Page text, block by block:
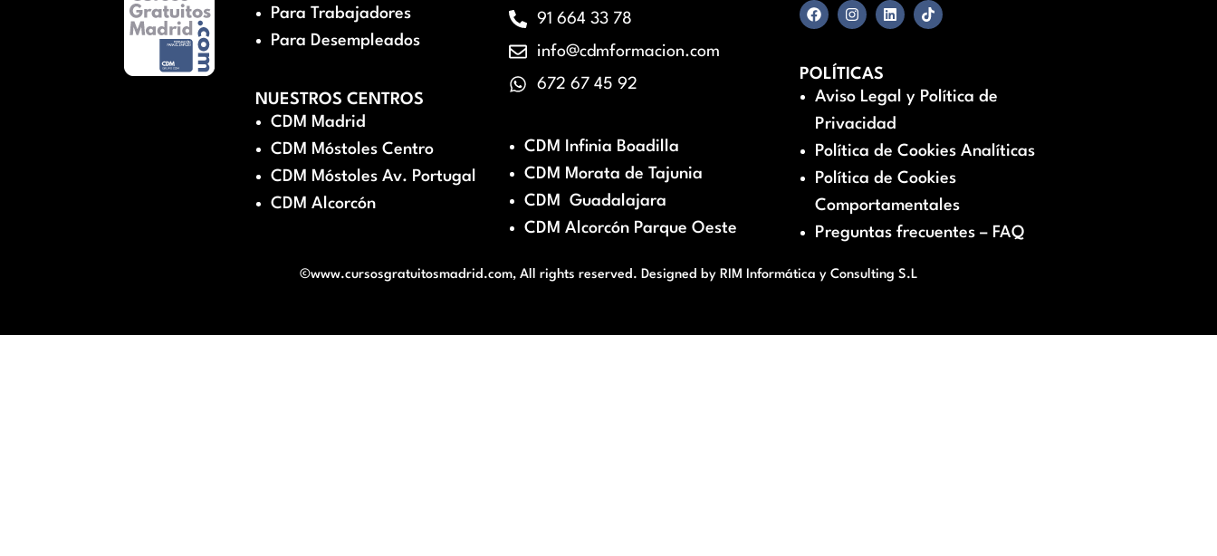
Para Trabajadores
Para Desempleados
NUESTROS CENTROS
CDM Madrid
CDM Móstoles Centro
CDM Móstoles Av. Portugal
CDM Alcorcón
91 664 33 78
info@cdmformacion.com
672 67 45 92
CDM Infinia Boadilla
CDM Morata de Tajunia
CDM Guadalajara
CDM Alcorcón Parque Oeste
POLÍTICAS
Aviso Legal y Política de
Privacidad
Política de Cookies Analíticas
Política de Cookies
Comportamentales
Preguntas frecuentes – FAQ
©www.cursosgratuitosmadrid.com, All rights reserved. Designed by RIM Informática y Consulting S.L